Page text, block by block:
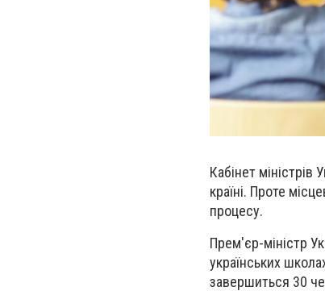
Кабінет
країні. Проте
процесу.
Прем'єр-міністр
українських
завершиться 30